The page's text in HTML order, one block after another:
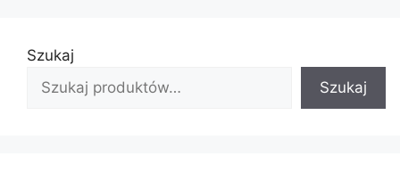
Szukaj
Szukaj